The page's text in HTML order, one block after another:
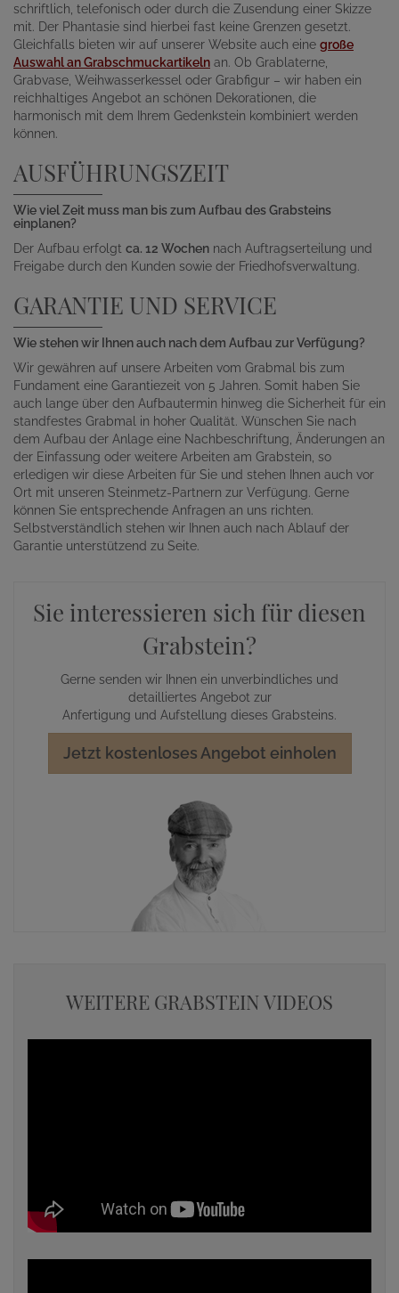
schriftlich, telefonisch oder durch die Zusendung einer Skizze
mit. Der Phantasie sind hierbei fast keine Grenzen gesetzt.
Gleichfalls bieten wir auf unserer Website auch eine große
Auswahl an Grabschmuckartikeln an. Ob Grablaterne,
Grabvase, Weihwasserkessel oder Grabfigur – wir haben ein
reichhaltiges Angebot an schönen Dekorationen, die
harmonisch mit dem Ihrem Gedenkstein kombiniert werden
können.
AUSFÜHRUNGSZEIT
Wie viel Zeit muss man bis zum Aufbau des Grabsteins
einplanen?
Der Aufbau erfolgt ca. 12 Wochen nach Auftragserteilung und
Freigabe durch den Kunden sowie der Friedhofsverwaltung.
GARANTIE UND SERVICE
Wie stehen wir Ihnen auch nach dem Aufbau zur Verfügung?
Wir gewähren auf unsere Arbeiten vom Grabmal bis zum
Fundament eine Garantiezeit von 5 Jahren. Somit haben Sie
auch lange über den Aufbautermin hinweg die Sicherheit für ein
standfestes Grabmal in hoher Qualität. Wünschen Sie nach
dem Aufbau der Anlage eine Nachbeschriftung, Änderungen an
der Einfassung oder weitere Arbeiten am Grabstein, so
erledigen wir diese Arbeiten für Sie und stehen Ihnen auch vor
Ort mit unseren Steinmetz-Partnern zur Verfügung. Gerne
können Sie entsprechende Anfragen an uns richten.
Selbstverständlich stehen wir Ihnen auch nach Ablauf der
Garantie unterstützend zu Seite.
Sie interessieren sich für diesen
Grabstein?
Gerne senden wir Ihnen ein unverbindliches und
detailliertes Angebot zur
Anfertigung und Aufstellung dieses Grabsteins.
Jetzt kostenloses Angebot einholen
WEITERE GRABSTEIN VIDEOS